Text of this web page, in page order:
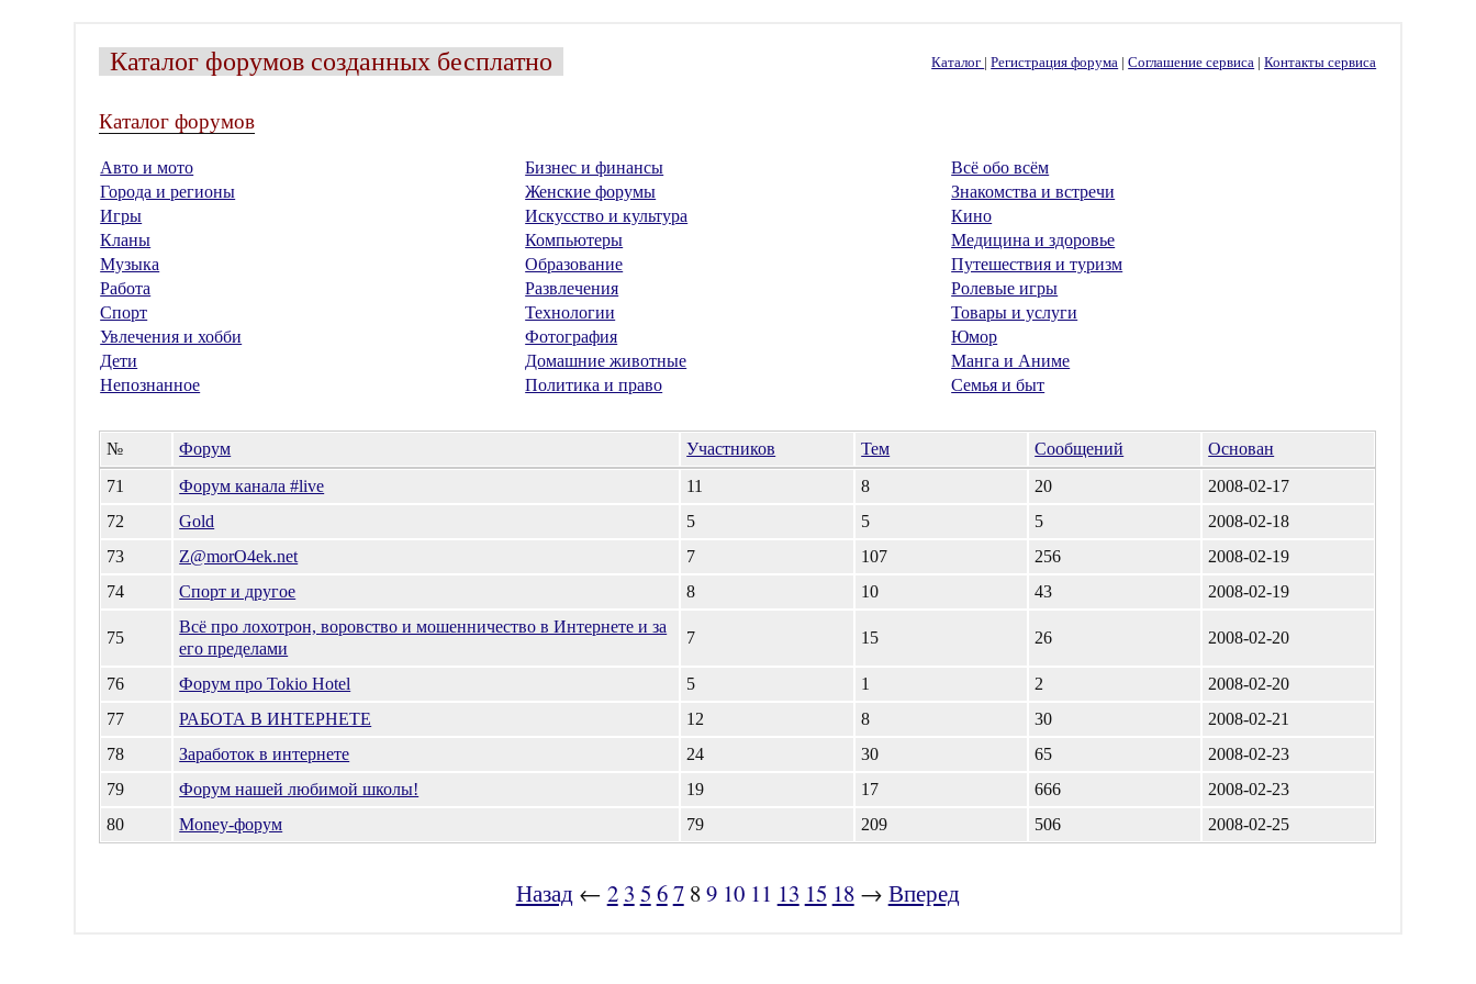
Каталог форумов созданных бесплатно Каталог |Регистрация форума |Соглашение сервиса |Контакты сервиса
Каталог форумов
Авто и мото Бизнес и финансы
Всё обо всём
Города и регионы
Женские форумы
Знакомства и встречи
Игры
Искусство и культура
Кино
Кланы
Компьютеры
Медицина и здоровье
Музыка
Образование
Путешествия и туризм
Работа
Развлечения
Ролевые игры
Спорт
Технологии
Товары и услуги
Увлечения и хобби
Фотография
Юмор
Дети
Домашние животные
Манга и Аниме
Непознанное
Политика и право Семья и быт
№ Форум Участников Тем Сообщений
Основан
71
Форум канала #live 11 8 20
2008-02-17
72
Gold 5 5 5
2008-02-18
73
Z@morO4ek.net 7 107 256
2008-02-19
74
Спорт и другое 8 10 43 2008-02-19
75
Всё про лохотрон, воровство и мошенничество в Интернете и за
его пределами
7 15 26 2008-02-20
76 Форум про Tokio Hotel 5 1 2
2008-02-20
77
РАБОТА В ИНТЕРНЕТЕ 12 8 30
2008-02-21
78
Заработок в интернете 24 30 65
2008-02-23
79
Форум нашей любимой школы! 19 17 666
2008-02-23
80
Money-форум 79 209 506 2008-02-25
Назад← 2 3 5 67 89 10 11 13 15 18 → Вперед